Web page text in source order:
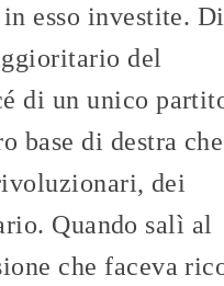
esso investite. Di
del
di un unico
base di destra
dei
Quando salì al
che faceva